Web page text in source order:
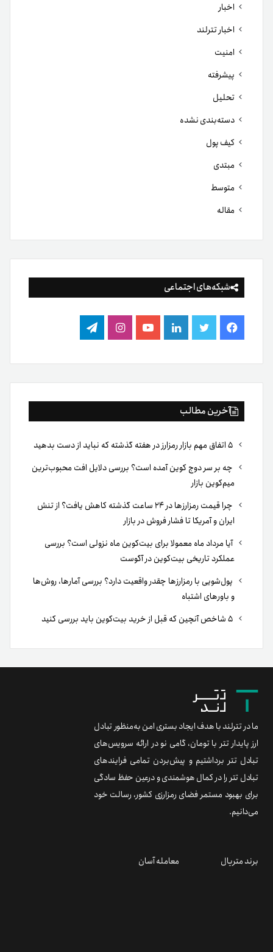
اخبار
اخبار تترلند
امنیت
پیشرفته
تحلیل
دسته‌بندی نشده
کیف پول
مبتدی
متوسط
مقاله
شبکه‌های اجتماعی
فیس
بوک
توییتر لینکدینیوتیوباینستاگرام
تلگرام
آخرین مطالب
چه بر سر دوج کوین آمده است؟ بررسی دلایل افت محبوب‌ترین
میم‌کوین بازار
چرا قیمت رمزارزها در ۲۴ ساعت گذشته کاهش یافت؟ از تنش
ایران و آمریکا تا فشار فروش در بازار
آیا مرداد ماه معمولا برای بیت‌کوین ماه نزولی است؟ بررسی
عملکرد تاریخی بیت‌کوین در آگوست
پول‌شویی با رمزارزها چقدر واقعیت دارد؟ بررسی آمارها، روش‌ها
و باورهای اشتباه
ما در تترلند با هدف ایجاد بستری امن به‌منظور تبادل
ارز پایدار تتر با تومان، گامی نو در ارائه سرویس‌های
تبادل تتر برداشتیم و پیش‌بردن تمامی فرایندهای
تبادل تتر را در کمال هوشمندی و درعین حفظ سادگی
برای بهبود مستمر فضای رمزارزی کشور، رسالت خود
می‌دانیم.
برند متریال معامله آسان